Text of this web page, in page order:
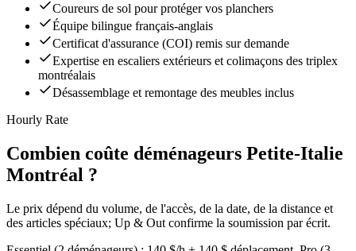
Coureurs de sol pour protéger vos planchers
Équipe bilingue français-anglais
Certificat d'assurance (COI) remis sur demande
Expertise en escaliers extérieurs et colimaçons des triplex
montréalais
Désassemblage et remontage des meubles inclus
Hourly Rate
Combien coûte déménageurs Petite-Italie
Montréal ?
Le prix dépend du volume, de l'accès, de la date, de la distance et
des articles spéciaux; Up & Out confirme la soumission par écrit.